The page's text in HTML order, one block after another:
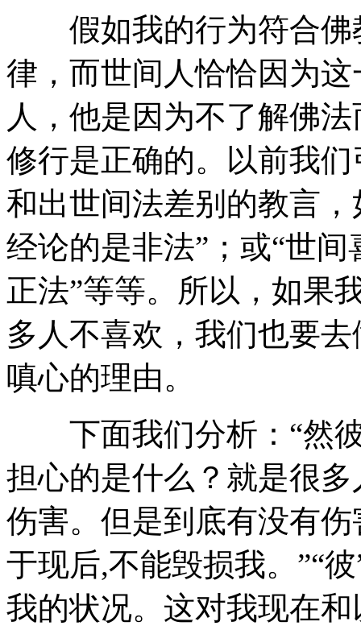
假如我的行为符合佛
律，而世间人恰恰因为
人，他是因为不了解佛
修行是正确的。以前我
和出世间法差别的教言
经论的是非法”；或“世
正法”等等。所以，如果
多人不喜欢，我们也要
嗔心的理由。
下面我们分析：“然彼
担心的是什么？就是很
伤害。但是到底有没有
于现后,不能毁损我。”“
我的状况。这对我现在